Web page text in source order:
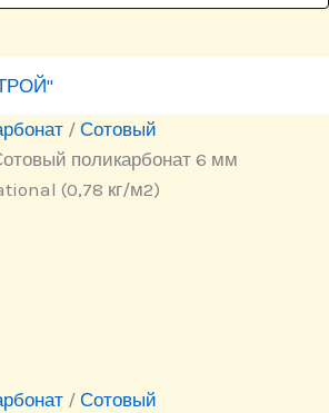
/ Сотовый
поликарбонат 6 мм
(0,78 кг/м2)
/ Сотовый